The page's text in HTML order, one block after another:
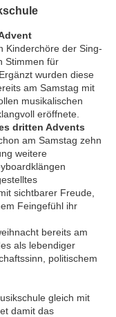
Kinderchöre der Sing-
Stimmen für
wurden diese
am Samstag mit
musikalischen
eröffnete.
dritten Advents
am Samstag zehn
weitere
sichtbarer Freude,
Feingefühl ihr
bereits am
als lebendiger
politischem
gleich mit
damit das